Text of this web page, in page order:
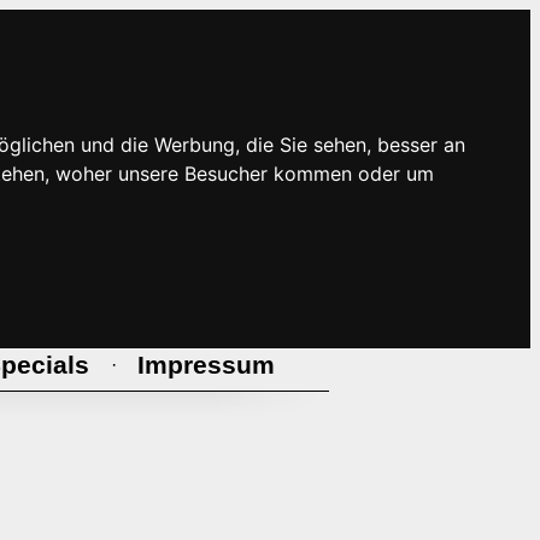
und die Werbung, die Sie sehen, besser an
woher unsere Besucher kommen oder um
· Impressum